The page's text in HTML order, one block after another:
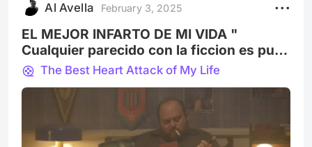
Al Avella February 3, 2025
EL MEJOR INFARTO DE MI VIDA "
Cualquier parecido con la ficcion es pura
coincidencia"
The Best Heart Attack of My Life